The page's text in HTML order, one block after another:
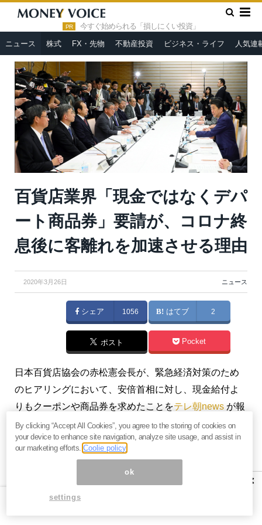
PR 今すぐ始められる「損しにくい投資」
ニュース 株式 FX・先物 不動産投資 ビジネス・ライフ 人気連
HOME » ニュース »
百貨店業界「現金ではなくデパート商品
券」要請が、コロナ終息後に客離れを加速させる理由
百貨店業界「現金ではなくデパ
ート商品券」要請が、コロナ終
息後に客離れを加速させる理由
2020年3月26日 ニュース
シェア 1056 はてブ 2
ポスト Pocket
日本百貨店協会の赤松憲会長が、緊急経済対策のため
のヒアリングにおいて、安倍首相に対し、現金給付よ
りもクーポンや商品券を求めたことをテレ朝news が報
じた。「直接的に消費が刺激できるような策」が適当
だとして要望したという。
ったな」「百貨店業界は明確に国民の敵になりました
ね」「こんな時にゼロサム的な提言しか出来ない百貨
店業界には失望しました」という声が噴出。
×
By clicking “Accept All Cookies”, you agree to the storing of cookies on
your device to enhance site navigation, analyze site usage, and assist in
our marketing efforts.Coolie policy
ok
settings